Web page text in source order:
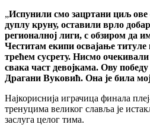
„Испунили смо зацртани циљ ове
дуплу круну, оставили врло
регионалној лиги, с обзиром да
Честитам екипи освајање титуле
трећем сусрету. Нисмо
свака част девојкама. Ову победу
Драгани Вуковић. Она је била
Најкориснија играчица финала
тренуцима великог славља је
заслуга целог тима.